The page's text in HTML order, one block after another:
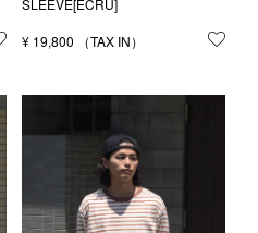
お気に入りに登録する
¥ 19,800